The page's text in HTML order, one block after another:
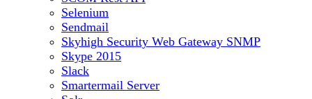
Selenium
Sendmail
Skyhigh Security Web Gateway SNMP
Skype 2015
Slack
Smartermail Server